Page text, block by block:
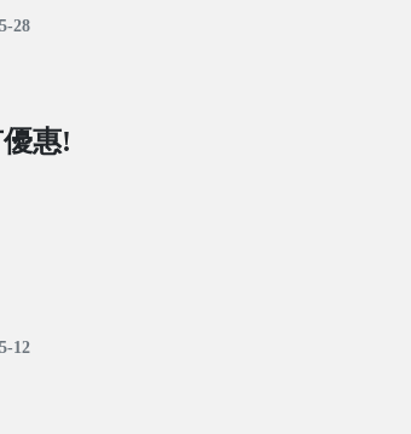
28
惠!
12